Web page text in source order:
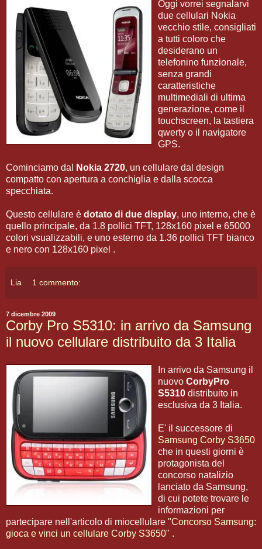
Oggi vorrei segnalarvi
due cellulari Nokia
vecchio stile, consigliati
a tutti coloro che
desiderano un
telefonino funzionale,
senza grandi
caratteristiche
multimediali di ultima
generazione, come il
touchscreen, la tastiera
qwerty o il navigatore
GPS.
Cominciamo dal Nokia 2720, un cellulare dal design
compatto con apertura a conchiglia e dalla scocca
specchiata.
Questo cellulare è dotato di due display, uno interno, che è
quello principale, da 1.8 pollici TFT, 128x160 pixel e 65000
colori vsualizzabili, e uno esterno da 1.36 pollici TFT bianco
e nero con 128x160 pixel .
Lia 1 commento:
7 dicembre 2009
Corby Pro S5310: in arrivo da Samsung
il nuovo cellulare distribuito da 3 Italia
In arrivo da Samsung il
nuovo CorbyPro
S5310 distribuito in
esclusiva da 3 Italia.
E' il successore di
Samsung Corby S3650
che in questi giorni è
protagonista del
concorso natalizio
lanciato da Samsung,
di cui potete trovare le
informazioni per
partecipare nell'articolo di miocellulare "Concorso Samsung:
gioca e vinci un cellulare Corby S3650" .